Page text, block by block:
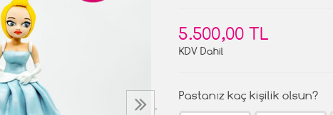
›
5.500,00 TL
KDV Dahil
Pastanız kaç kişilik olsun?